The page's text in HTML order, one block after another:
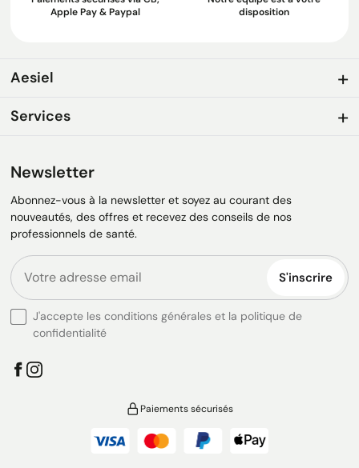
Apple Pay & Paypal
disposition
Aesiel
Services
Newsletter
Abonnez-vous à la newsletter et soyez au courant des
nouveautés, des offres et recevez des conseils de nos
professionnels de santé.
S'inscrire
J'accepte les conditions générales et la politique de
confidentialité
Paiements sécurisés